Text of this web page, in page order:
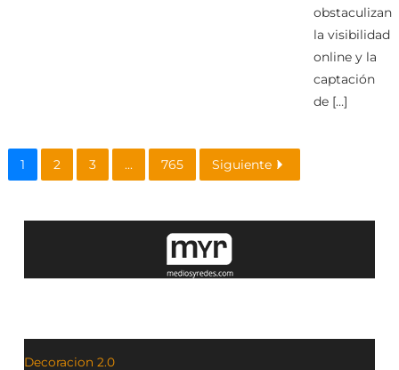
obstaculizan
la visibilidad
online y la
captación
de […]
1 2 3 ... 765 Siguiente
Decoracion 2.0